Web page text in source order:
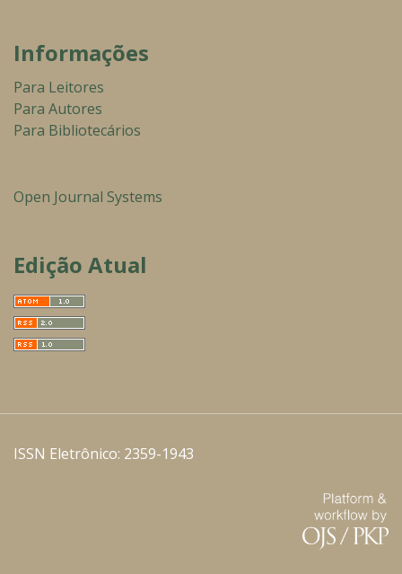
Informações
Para Leitores
Para Autores
Para Bibliotecários
Open Journal Systems
Edição Atual
ISSN Eletrônico: 2359-1943